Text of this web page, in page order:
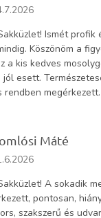
áruház értékelése 5-
Ismét profik
Köszönöm a
a kis kedves
esett.
Máté
áruház értékelése 5-
A sokadik
pontosan,
szakszerű és